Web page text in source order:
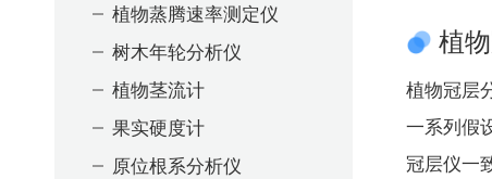
植物蒸腾速率测定仪
树木年轮分析仪
植物茎流计
果实硬度计
原位根系分析仪
植
植物冠层
一系列假
冠层仪一